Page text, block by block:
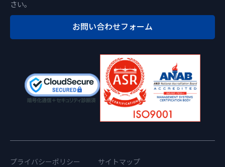
さい。
お問い合わせフォーム
プライバシーポリシー サイトマップ